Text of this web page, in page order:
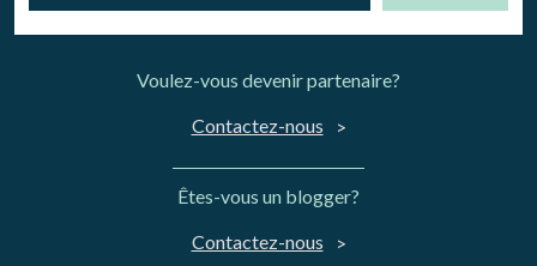
Voulez-vous devenir partenaire?
Contactez-nous
Êtes-vous un blogger?
Contactez-nous